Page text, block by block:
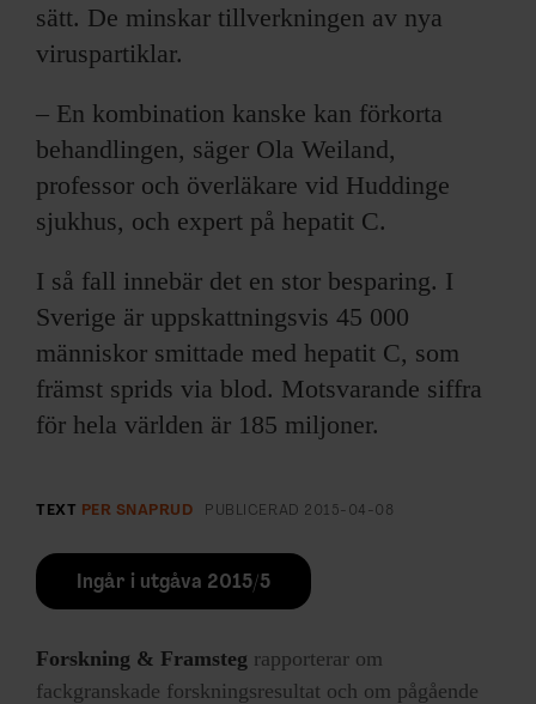
sätt. De minskar tillverkningen av nya
viruspartiklar.
– En kombination kanske kan förkorta
behandlingen, säger Ola Weiland,
professor och överläkare vid Huddinge
sjukhus, och expert på hepatit C.
I så fall innebär det en stor besparing. I
Sverige är uppskattningsvis 45 000
människor smittade med hepatit C, som
främst sprids via blod. Motsvarande siffra
för hela världen är 185 miljoner.
TEXT PER SNAPRUD PUBLICERAD 2015-04-08
Ingår i utgåva 2015/5
Forskning & Framsteg rapporterar om
fackgranskade forskningsresultat och om pågående